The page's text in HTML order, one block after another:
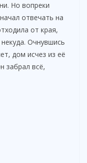
Но вопреки
отвечать на
от края,
Очнувшись
дом исчез из её
забрал всё,